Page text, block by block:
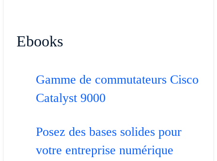
Ebooks
Gamme de commutateurs Cisco
Catalyst 9000
Posez des bases solides pour
votre entreprise numérique